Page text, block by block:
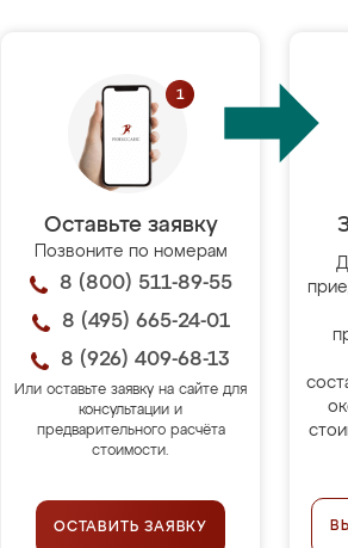
Оставьте заявку
Позвоните по номерам
8 (800) 511-89-55
8 (495) 665-24-01
8 (926) 409-68-13
Или оставьте заявку на сайте для
консультации и
предварительного расчёта
стоимости.
ОСТАВИТЬ ЗАЯВКУ